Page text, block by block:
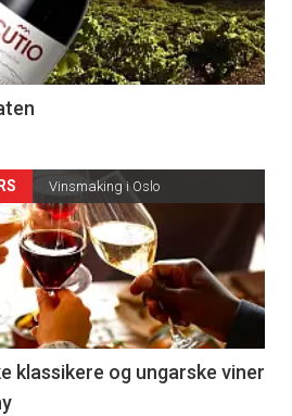
Vinsmaking i Oslo
klassikere og ungarske viner